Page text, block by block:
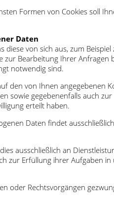
Formen von Cookies soll
Daten
von sich aus, zum
Bearbeitung Ihrer
notwendig sind.
den von Ihnen angegebenen
sowie gegebenenfalls auch
erteilt haben.
Daten findet
ausschließlich an
zur Erfüllung ihrer Aufgaben
oder Rechtsvorgängen